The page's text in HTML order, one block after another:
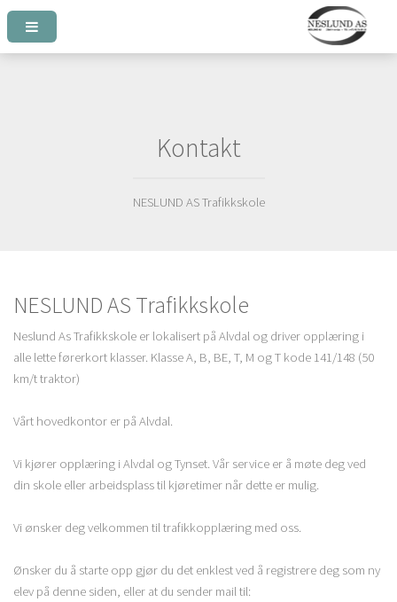
Kontakt
NESLUND AS Trafikkskole
NESLUND AS Trafikkskole
Neslund As Trafikkskole er lokalisert på Alvdal og driver opplæring i
alle lette førerkort klasser. Klasse A, B, BE, T, M og T kode 141/148 (50
km/t traktor)
Vårt hovedkontor er på Alvdal.
Vi kjører opplæring i Alvdal og Tynset. Vår service er å møte deg ved
din skole eller arbeidsplass til kjøretimer når dette er mulig.
Vi ønsker deg velkommen til trafikkopplæring med oss.
Ønsker du å starte opp gjør du det enklest ved å registrere deg som ny
elev på denne siden, eller at du sender mail til: